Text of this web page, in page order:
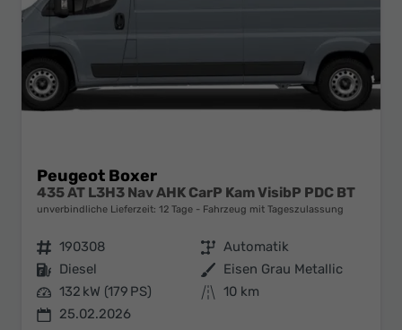
Peugeot Boxer
435 AT L3H3 Nav AHK CarP Kam VisibP PDC BT
unverbindliche Lieferzeit: 12 Tage Fahrzeug mit Tageszulassung
Fahrzeugnr. 190308 Getriebe Automatik
Kraftstoff Diesel Außenfarbe Eisen Grau Metallic
Leistung 132 kW (179 PS) Kilometerstand 10 km
25.02.2026